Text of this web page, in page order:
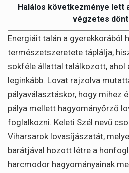
Halálos következménye lett
végzetes
Energiáit talán a gyerekkorából
természetszeretete táplálja,
sokféle állattal találkozott, ahol
leginkább. Lovat rajzolva
pályaválasztáskor, hogy mihez
pálya mellett hagyományőrző
foglalkozni. Keleti Szél nevű
Viharsarok lovasíjászatát,
barátjával hozott létre a
harcmodor hagyományainak